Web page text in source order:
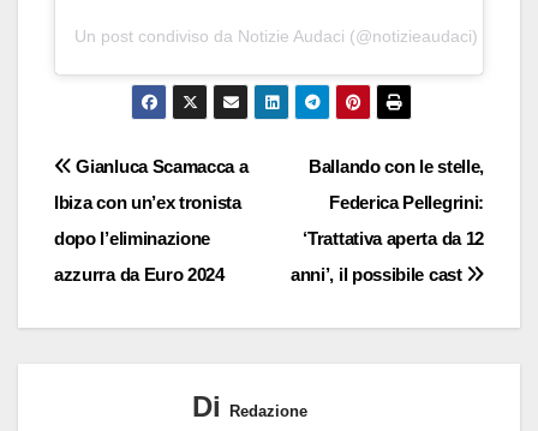
Un post condiviso da Notizie Audaci (@notizieaudaci)
Navigazione
articoli
Ballando con le stelle,
Federica Pellegrini:
‘Trattativa aperta da 12
anni’, il possibile cast
Gianluca Scamacca a
Ibiza con un’ex tronista
dopo l’eliminazione
azzurra da Euro 2024
Di Redazione